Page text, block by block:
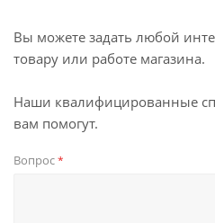
Вы можете задать любой
товару или работе магазина.
Наши квалифицированные
вам помогут.
Вопрос*